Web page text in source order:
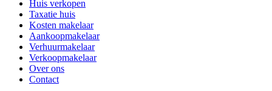
Huis verkopen
Taxatie huis
Kosten makelaar
Aankoopmakelaar
Verhuurmakelaar
Verkoopmakelaar
Over ons
Contact